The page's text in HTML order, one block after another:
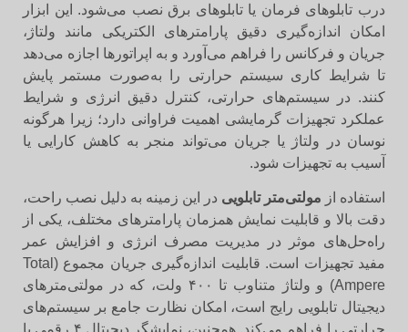
درب تابلوهای فرمان یا تابلوهای برق نصب می‌شود. این ابزار
امکان اندازه‌گیری دقیق پارامترهای الکتریکی مانند ولتاژ،
جریان و فرکانس را فراهم می‌آورد و به اپراتورها اجازه می‌دهد
تا شرایط کاری سیستم حرارتی را به‌صورت مستمر پایش
کنند. در سیستم‌های حرارتی، کنترل دقیق انرژی و شرایط
عملکرد تجهیزات گرمایشی اهمیت فراوانی دارد؛ زیرا هرگونه
نوسان در ولتاژ یا جریان می‌تواند منجر به کاهش کارایی یا
آسیب به تجهیزات شود.
استفاده از مولتی‌متر تابلوییدر این زمینه به دلیل نصب راحت،
دقت بالا و قابلیت نمایش همزمان پارامترهای مختلف، یکی از
راه‌حل‌های موثر در مدیریت مصرف انرژی و افزایش عمر
مفید تجهیزات است. قابلیت اندازه‌گیری جریان مجموع (Total
Ampere) و ولتاژ متناوب تا ۴۰۰ ولت، که در مولتی‌مترهای
دیجیتال تابلویی رایج است، امکان نظارت جامع بر سیستم‌های